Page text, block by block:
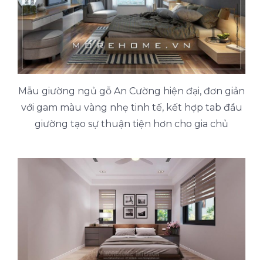
Mẫu giường ngủ gỗ An Cường hiện đại, đơn giản
với gam màu vàng nhẹ tinh tế, kết hợp tab đầu
giường tạo sự thuận tiện hơn cho gia chủ